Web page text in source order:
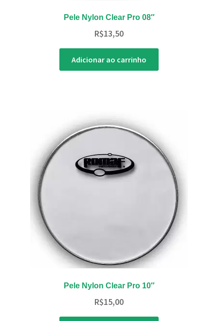
Pele Nylon Clear Pro 08″
R$13,50
Adicionar ao carrinho
Pele Nylon Clear Pro 10″
R$15,00